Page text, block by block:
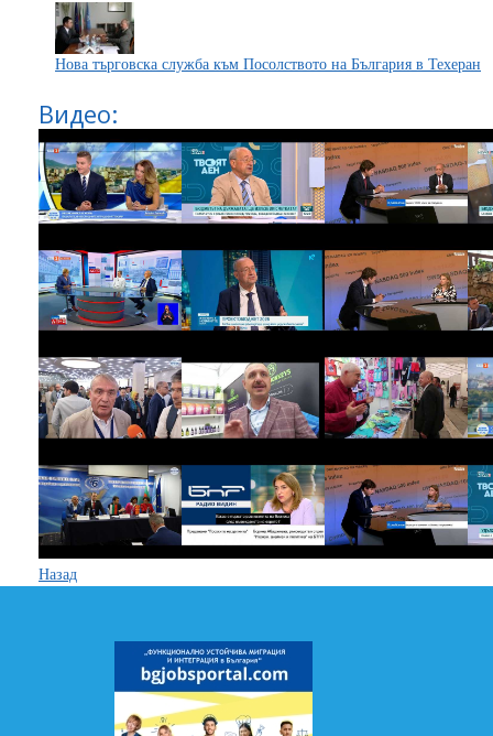
Нова търговска служба към Посолството на България в Техеран
Видео:
Назад